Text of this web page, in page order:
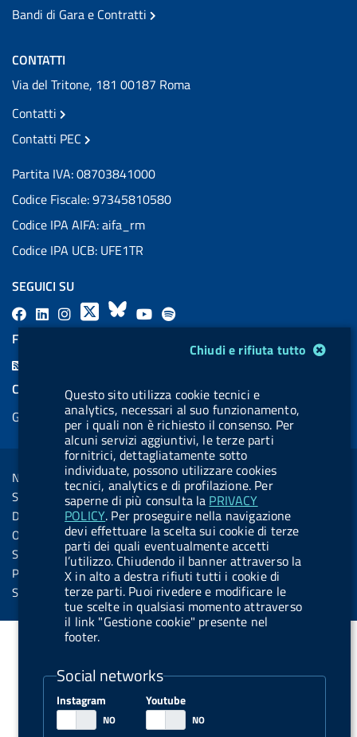
Chiudi e rifiuta tutto
Questo sito utilizza cookie tecnici e
analytics, necessari al suo funzionamento,
per i quali non è richiesto il consenso. Per
alcuni servizi aggiuntivi, le terze parti
fornitrici, dettagliatamente sotto
individuate, possono utilizzare cookies
tecnici, analytics e di profilazione. Per
saperne di più consulta la PRIVACY
POLICY. Per proseguire nella navigazione
devi effettuare la scelta sui cookie di terze
parti dei quali eventualmente accetti
l’utilizzo. Chiudendo il banner attraverso la
X in alto a destra rifiuti tutti i cookie di
terze parti. Puoi rivedere e modificare le
tue scelte in qualsiasi momento attraverso
il link "Gestione cookie" presente nel
footer.
Social networks
Instagram Youtube
Bandi di Gara e Contratti
CONTATTI
Via del Tritone, 181 00187 Roma
Contatti
Contatti PEC
Partita IVA: 08703841000
Codice Fiscale: 97345810580
Codice IPA AIFA: aifa_rm
Codice IPA UCB: UFE1TR
SEGUICI SU
F
a
L
i
a
l
.
b
u
t
t
o
n
.
i
n
s
a
g
X
B
l
s
k
y
Y
o
u
b
e
l
a
l
.
b
u
t
t
o
n
.
s
p
i
f
FEED RSS
COOKIES
Gestione cookie
Sezione Link Utili
Note legali
Social Media Policy
Dichiarazione di accessibilità
Obiettivi di accessibilità
Statistiche sito
Privacy
Servizi Online